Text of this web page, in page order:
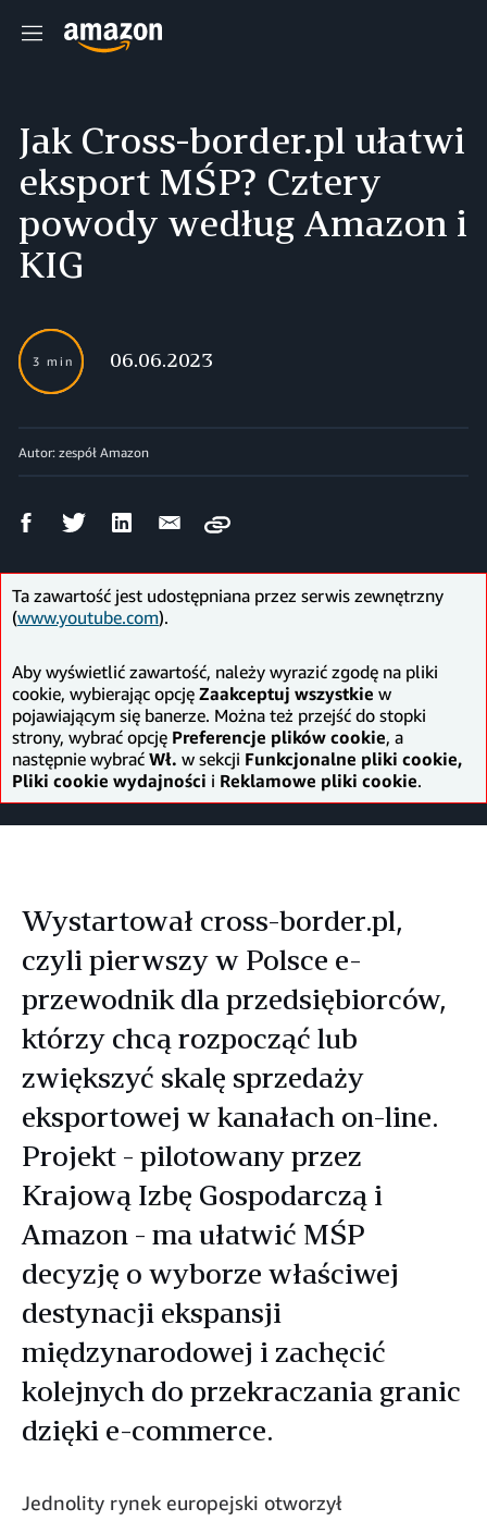
Menu
Jak Cross-border.pl ułatwi
eksport MŚP? Cztery
powody według Amazon i
KIG
3 min 06.06.2023
Autor: zespół Amazon
UdostępnijUdostępnijUdostępnij
Wyślij
Copy
Ta zawartość jest udostępniana przez serwis zewnętrzny
(www.youtube.com).
Aby wyświetlić zawartość, należy wyrazić zgodę na pliki
cookie, wybierając opcję Zaakceptuj wszystkie w
pojawiającym się banerze. Można też przejść do stopki
strony, wybrać opcję Preferencje plików cookie, a
następnie wybrać Wł. w sekcji Funkcjonalne pliki cookie,
Pliki cookie wydajności i Reklamowe pliki cookie.
Wystartował cross-border.pl,
czyli pierwszy w Polsce e-
przewodnik dla przedsiębiorców,
którzy chcą rozpocząć lub
zwiększyć skalę sprzedaży
eksportowej w kanałach on-line.
Projekt - pilotowany przez
Krajową Izbę Gospodarczą i
Amazon - ma ułatwić MŚP
decyzję o wyborze właściwej
destynacji ekspansji
międzynarodowej i zachęcić
kolejnych do przekraczania granic
dzięki e-commerce.
Jednolity rynek europejski otworzył